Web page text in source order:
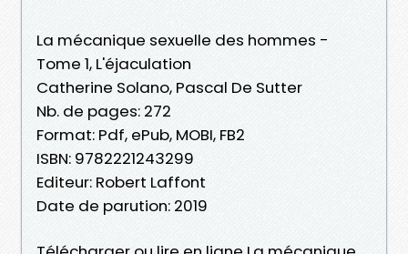
La mécanique sexuelle des hommes -
Tome 1, L'éjaculation
Catherine Solano, Pascal De Sutter
Nb. de pages: 272
Format: Pdf, ePub, MOBI, FB2
ISBN: 9782221243299
Editeur: Robert Laffont
Date de parution: 2019